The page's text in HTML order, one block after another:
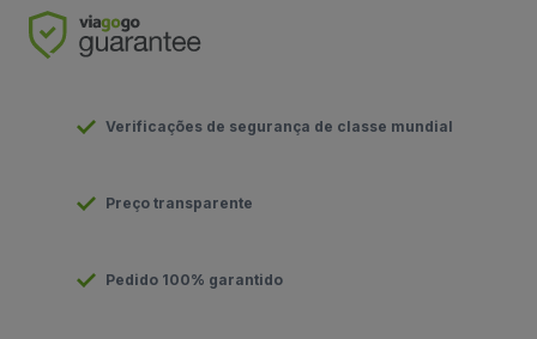
Verificações de segurança de classe mundial
Preço transparente
Pedido 100% garantido